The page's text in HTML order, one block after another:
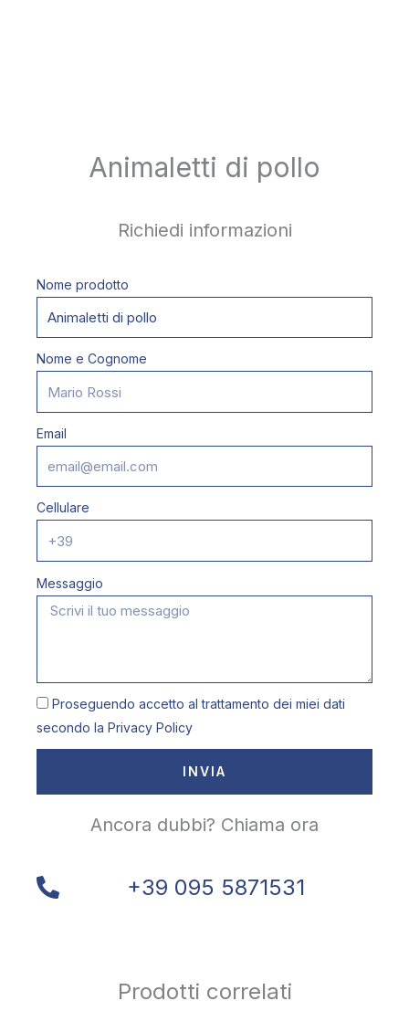
Animaletti di pollo
Richiedi informazioni
Nome prodotto
Nome e Cognome
Email
Cellulare
Messaggio
Proseguendo accetto al trattamento dei miei dati
secondo la Privacy Policy
INVIA
Ancora dubbi? Chiama ora
+39 095 5871531
Prodotti correlati